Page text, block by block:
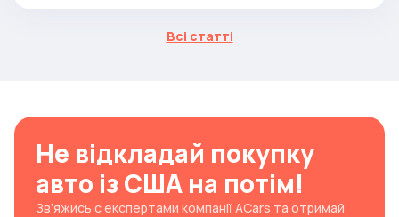
Всі статті
Не відкладай покупку
авто із США на потім!
Зв’яжись с експертами компанії ACars та отримай